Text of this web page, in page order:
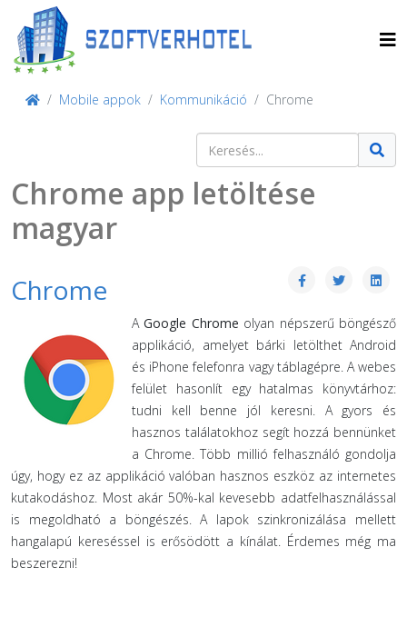
Mobile appok Kommunikáció Chrome
Keresés
Chrome app letöltése
magyar
Chrome
AGoogle Chrome olyan népszerű böngésző
applikáció, amelyet bárki letölthet Android
és iPhone felefonra vagy táblagépre. A webes
felület hasonlít egy hatalmas könyvtárhoz:
tudni kell benne jól keresni. A gyors és
hasznos találatokhoz segít hozzá bennünket
a Chrome. Több millió felhasználó gondolja
úgy, hogy ez az applikáció valóban hasznos eszköz az internetes
kutakodáshoz. Most akár 50%-kal kevesebb adatfelhasználással
is megoldható a böngészés. A lapok szinkronizálása mellett
hangalapú kereséssel is erősödött a kínálat. Érdemes még ma
beszerezni!